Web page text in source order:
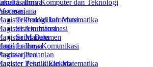
Lainnya
Pendidikan Matematika
Akuntansi
Manajemen
Ilmu Komunikasi
Pertanian
Teknik Elektro
Ilmu Komputer dan Teknologi
Teknologi Informasi
Sistem Informasi
Sains Data
Lainnya
Pendidikan Matematika